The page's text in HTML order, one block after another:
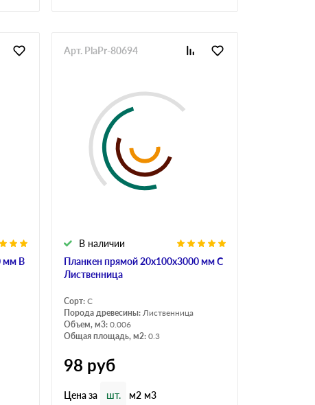
мм В
Планкен прямой 20х100х3000 мм С
Лиственница
В наличии
Арт. PlaPr-80694
Сорт: С
Порода древесины: Лиственница
Объем, м3: 0.006
Общая площадь, м2: 0.3
98 руб
Цена за шт. м2 м3